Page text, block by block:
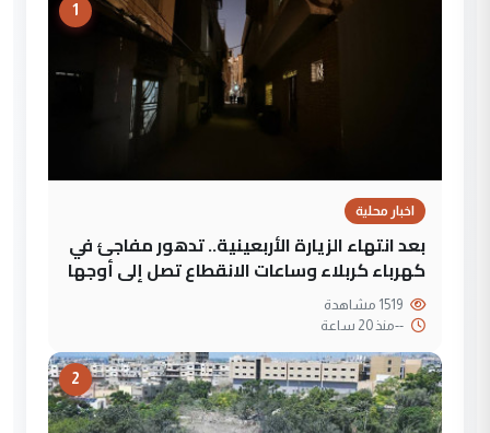
1
اخبار محلية
بعد انتهاء الزيارة الأربعينية.. تدهور مفاجئ في
كهرباء كربلاء وساعات الانقطاع تصل إلى أوجها
--منذ 20 ساعة
2